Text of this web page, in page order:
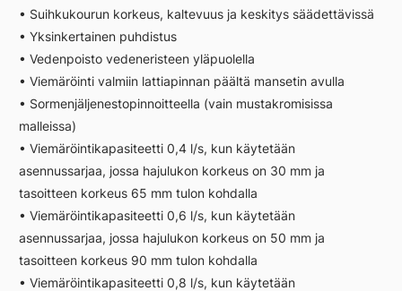
• Suihkukourun korkeus, kaltevuus ja keskitys säädettävissä
• Yksinkertainen puhdistus
• Vedenpoisto vedeneristeen yläpuolella
• Viemäröinti valmiin lattiapinnan päältä mansetin avulla
• Sormenjäljenestopinnoitteella (vain mustakromisissa
malleissa)
• Viemäröintikapasiteetti 0,4 l/s, kun käytetään
asennussarjaa, jossa hajulukon korkeus on 30 mm ja
tasoitteen korkeus 65 mm tulon kohdalla
• Viemäröintikapasiteetti 0,6 l/s, kun käytetään
asennussarjaa, jossa hajulukon korkeus on 50 mm ja
tasoitteen korkeus 90 mm tulon kohdalla
• Viemäröintikapasiteetti 0,8 l/s, kun käytetään